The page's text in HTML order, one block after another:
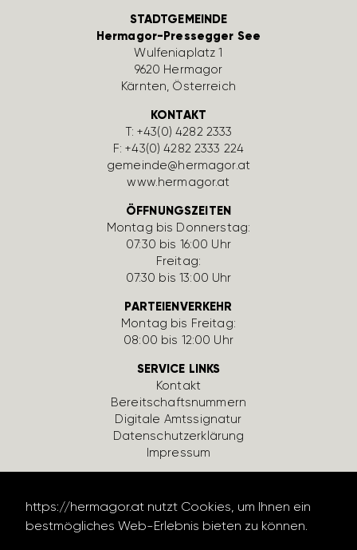
https://hermagor.at nutzt Cookies, um Ihnen ein
bestmögliches Web-Erlebnis bieten zu können.
STADTGEMEINDE
Hermagor-Pressegger See
Wulfe­nia­platz 1
9620 Hermagor
Kärnten, Öster­reich
KONTAKT
T:+43(0) 4282 2333
F: +43(0) 4282 2333 224
gemeinde@hermagor.at
www.hermagor.at
ÖFFNUNGSZEITEN
Montag bis Donnerstag:
07:30 bis 16:00 Uhr
Freitag:
07:30 bis 13:00 Uhr
PARTEIENVERKEHR
Montag bis Freitag:
08:00 bis 12:00 Uhr
SERVICE LINKS
Kontakt
Bereit­schafts­num­mern
Digi­tale Amts­si­gnatur
Daten­schutz­er­klä­rung
Impressum